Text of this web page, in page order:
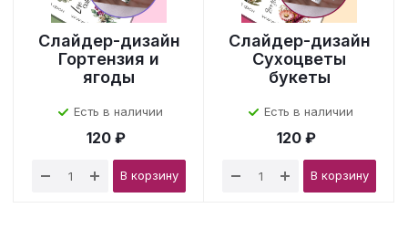
Слайдер-дизайн
Гортензия и
ягоды
Есть в наличии
120 ₽
В корзину
Слайдер-дизайн
Сухоцветы
букеты
Есть в наличии
120 ₽
В корзину